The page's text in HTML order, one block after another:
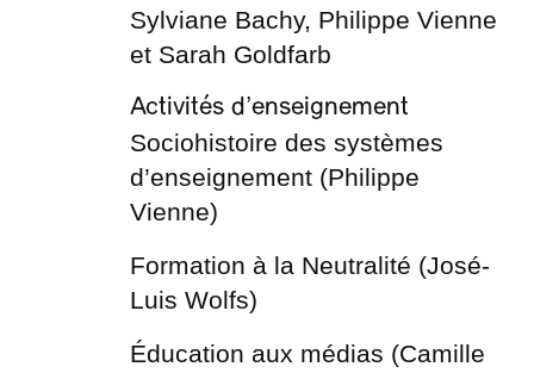
Sylviane Bachy, Philippe Vienne
et Sarah Goldfarb
Activités d’enseignement
Sociohistoire des systèmes
d’enseignement (Philippe
Vienne)
Formation à la Neutralité (José-
Luis Wolfs)
Éducation aux médias (Camille